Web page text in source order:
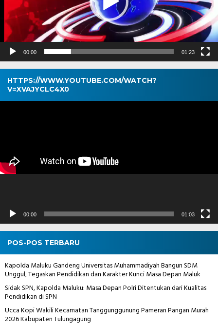
00:00 01:23
HTTPS://WWW.YOUTUBE.COM/WATCH?
V=XVAJYCLC4X0
Pemutar
00:00 01:03
POS-POS TERBARU
Kapolda Maluku Gandeng Universitas Muhammadiyah Bangun SDM
Unggul, Tegaskan Pendidikan dan Karakter Kunci Masa Depan Maluk
Sidak SPN, Kapolda Maluku: Masa Depan Polri Ditentukan dari Kualitas
Pendidikan di SPN
Ucca Kopi Wakili Kecamatan Tanggunggunung Pameran Pangan Murah
2026 Kabupaten Tulungagung